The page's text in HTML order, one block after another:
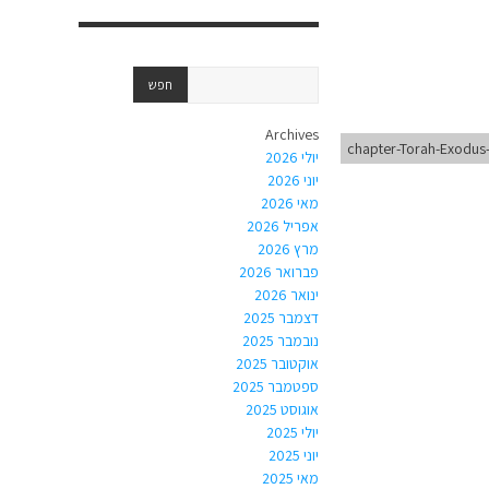
chapter-Torah-
Archives
יולי 2026
יוני 2026
מאי 2026
אפריל 2026
מרץ 2026
פברואר 2026
ינואר 2026
דצמבר 2025
נובמבר 2025
אוקטובר 2025
ספטמבר 2025
אוגוסט 2025
יולי 2025
יוני 2025
מאי 2025